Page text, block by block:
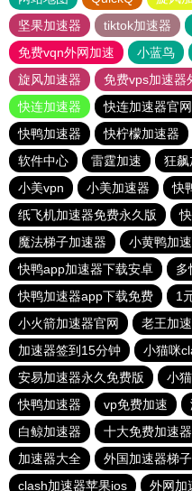
坚果加速器
tiktok加速器
免费vqn外网加速
小蓝鸟
旋风加速器
免费vps加速器
快连加速器
快连加速器官
快鸭加速器
快柠檬加速器
软件中心
雷霆加速 狂飙
小美vpn
小美加速器
快
纸飞机加速器免费永久版
魔法梯子加速器
小黄鸭加
快鸭app加速器下载安卓
多
快鸭加速器app下载免费
1
小火箭加速器官网
老王加
加速器签到15分钟
小猫咪
安易加速器永久免费版
小
快鸭加速器
vp免费加速
白鲸加速器
十大免费加速器
加速器大全
外国加速器梯子
clash加速器苹果ios
外网加